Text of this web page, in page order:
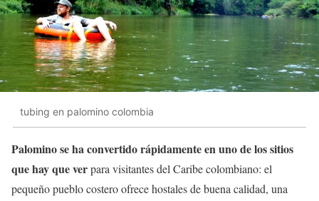
tubing en palomino colombia
Palomino se ha convertido rápidamente en uno de los sitios
que hay que verpara visitantes del Caribe colombiano: el
pequeño pueblo costero ofrece hostales de buena calidad, una